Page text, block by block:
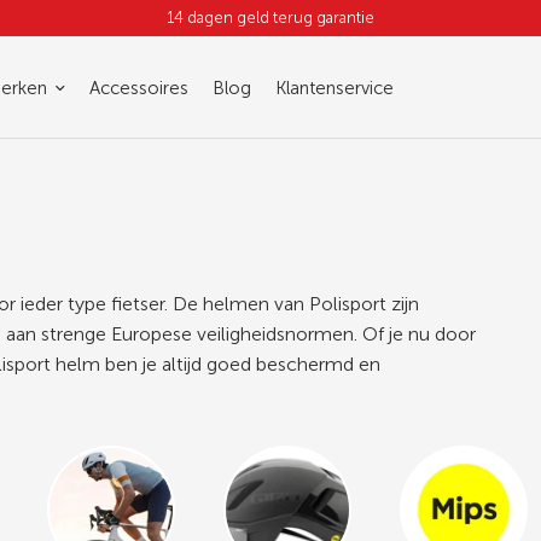
14 dagen geld terug garantie
Accessoires Blog Klantenservice
ieder type fietser. De helmen van Polisport zijn
strenge Europese veiligheidsnormen. Of je nu door
helm ben je altijd goed beschermd en